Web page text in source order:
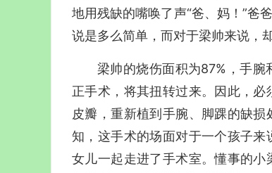
地用残缺的嘴唤了声“爸、妈！”
说是多么简单，而对于梁帅来说，
梁帅的烧伤面积为87%，手
正手术，将其扭转过来。因此，
皮瓣，重新植到手腕、脚踝的缺
知，这手术的场面对于一个孩子
女儿一起走进了手术室。懂事的